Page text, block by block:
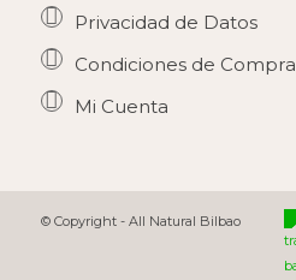
Privacidad de Datos
Condiciones de Compra
Mi Cuenta
© Copyright - All Natural Bilbao